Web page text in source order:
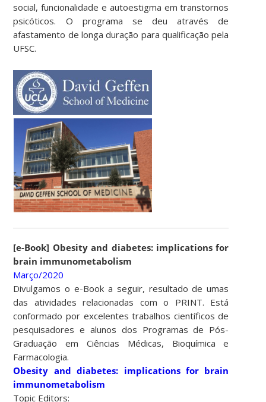
social, funcionalidade e autoestigma em transtornos
psicóticos. O programa se deu através de
afastamento de longa duração para qualificação pela
UFSC.
[e-Book] Obesity and diabetes: implications for
brain immunometabolism
Março/2020
Divulgamos o e-Book a seguir, resultado de umas
das atividades relacionadas com o PRINT. Está
conformado por excelentes trabalhos científicos de
pesquisadores e alunos dos Programas de Pós-
Graduação em Ciências Médicas, Bioquímica e
Farmacologia.
Obesity and diabetes: implications for brain
immunometabolism
Topic Editors: